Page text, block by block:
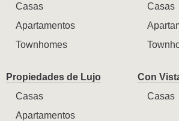
Casas
Apartamentos
Townhomes
Casas
Propiedades de Lujo
Casas
Apartamentos
Con
Casas